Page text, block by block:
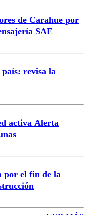
de Carahue por
SAE
revisa la
activa Alerta
por el fin de la